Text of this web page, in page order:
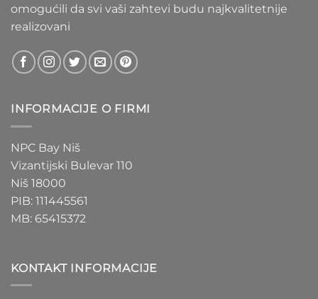
omogućili da svi vaši zahtevi budu najkvalitetnije
realizovani
INFORMACIJE O FIRMI
NPC Bay Niš
Vizantijski Bulevar 110
Niš 18000
PIB: 111445561
MB: 65415372
KONTAKT INFORMACIJE